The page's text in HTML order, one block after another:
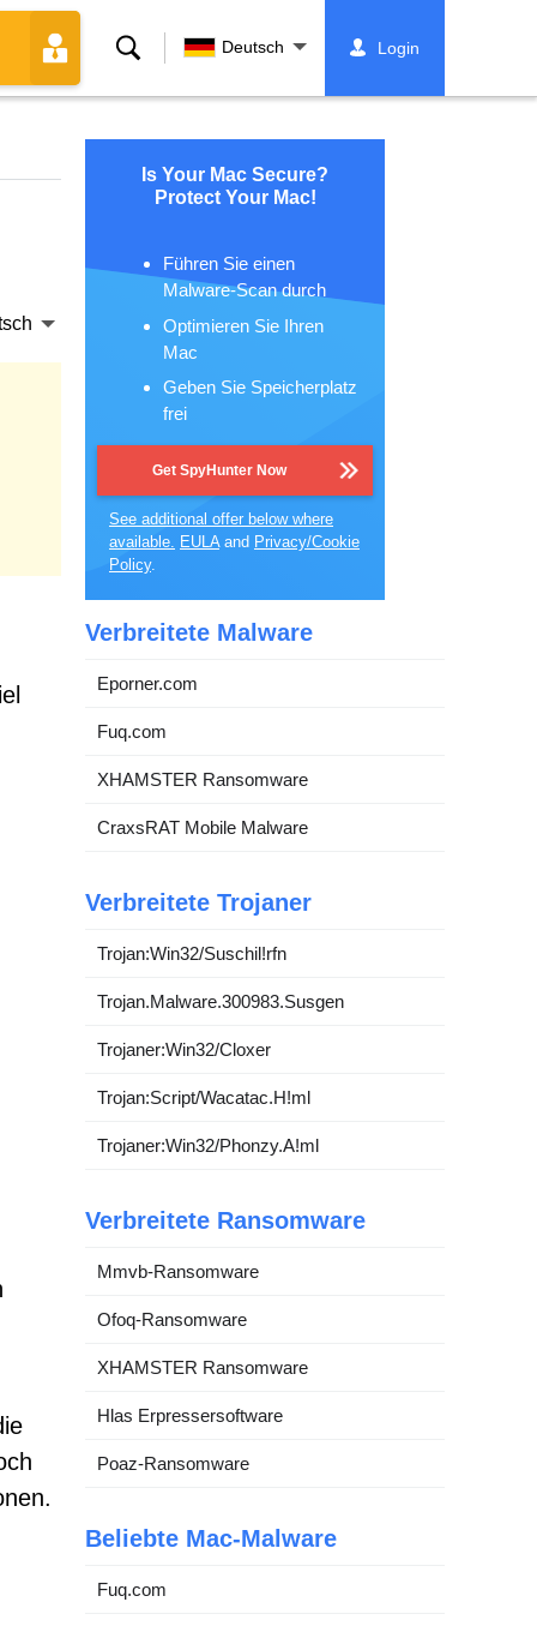
Suche Deutsch Login
Is Your Mac Secure?
Protect Your Mac!
Führen Sie einen
Malware-Scan durch
Optimieren Sie Ihren
Mac
Geben Sie Speicherplatz
frei
Get SpyHunter Now
See additional offer below where
available. EULAand Privacy/Cookie
Policy.
Verbreitete Malware
Eporner.com
Fuq.com
XHAMSTER Ransomware
CraxsRAT Mobile Malware
Verbreitete Trojaner
Trojan:Win32/Suschil!rfn
Trojan.Malware.300983.Susgen
Trojaner:Win32/Cloxer
Trojan:Script/Wacatac.H!ml
Trojaner:Win32/Phonzy.A!ml
Verbreitete Ransomware
Mmvb-Ransomware
Ofoq-Ransomware
XHAMSTER Ransomware
Hlas Erpressersoftware
Poaz-Ransomware
Beliebte Mac-Malware
Fuq.com